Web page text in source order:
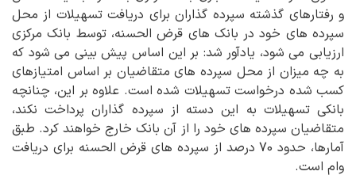
و رفتارهای گذشته سپرده گذاران برای دریافت تسهیلات از محل
سپرده های خود در بانک های قرض الحسنه، توسط بانک مرکزی
ارزیابی می شود، یادآور شد: بر این اساس پیش بینی می شود که
به چه میزان از محل سپرده های متقاضیان بر اساس امتیازهای
کسب شده درخواست تسهیلات شده است. علاوه بر این، چنانچه
بانکی تسهیلات به این دسته از سپرده گذاران پرداخت نکند،
متقاضیان سپرده های خود را از آن بانک خارج خواهند کرد. طبق
آمارها، حدود 70 درصد از سپرده های قرض الحسنه برای دریافت
وام است.